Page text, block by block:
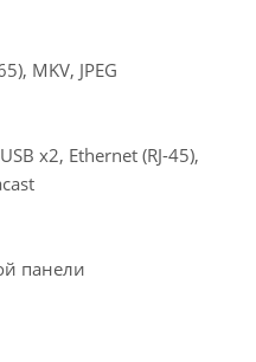
MKV, JPEG
x2, Ethernet (RJ-45),
панели